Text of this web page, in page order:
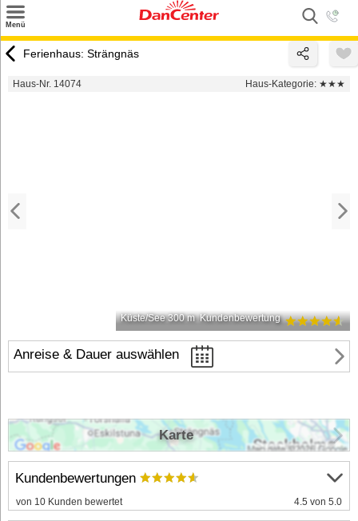
Menü
Urlaubsziele
Ferienhaus: Strängnäs
Haus-Nr. 14074 Haus-Kategorie: ★★★
Küste/See 300 m Kundenbewertung
Anreise & Dauer auswählen
Kundenbewertungen
von 10 Kunden bewertet 4.5 von 5.0
Karte